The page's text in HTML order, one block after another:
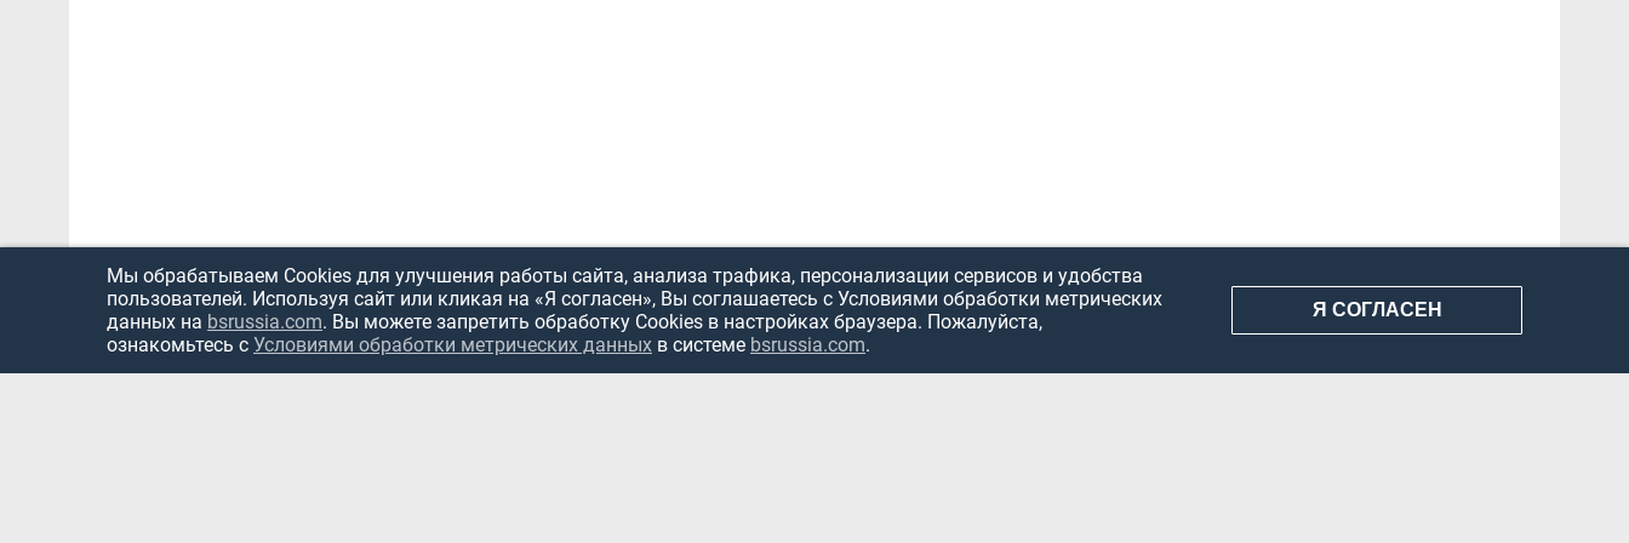
ИСПОЛЬЗОВАНИЕ ИНФОРМАЦИИ КОНФИДЕНЦИАЛЬНОСТЬ
Мы обрабатываем Cookies для улучшения работы сайта, анализа трафика, персонализации сервисов и удобства
пользователей. Используя сайт или кликая на «Я согласен», Вы соглашаетесь с Условиями обработки метрических
данных на bsrussia.com. Вы можете запретить обработку Cookies в настройках браузера. Пожалуйста,
ознакомьтесь с Условиями обработки метрических данных в системе bsrussia.com.
Я СОГЛАСЕН